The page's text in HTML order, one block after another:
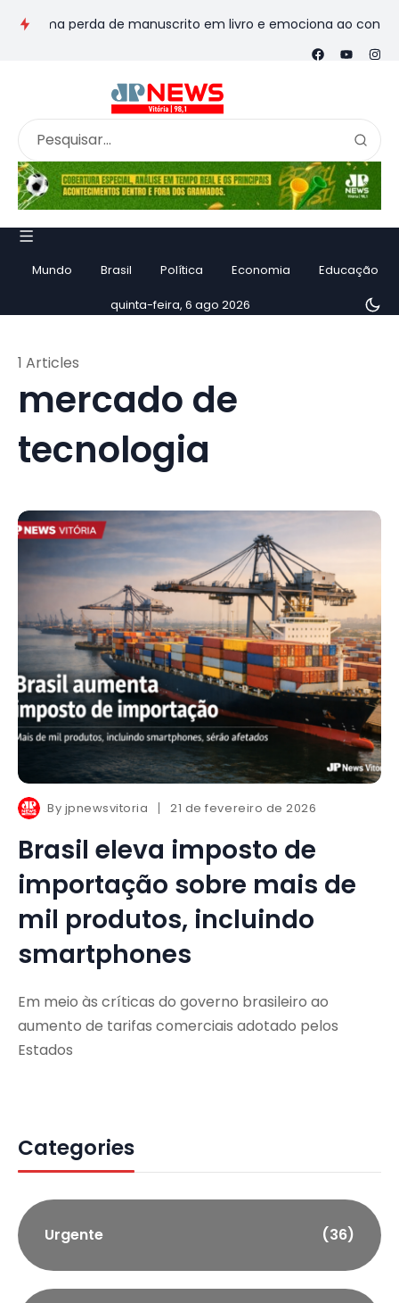
perda de manuscrito em livro e emociona ao contar
Mundo Brasil Política Economia Educação
quinta-feira, 6 ago 2026
mercado de
tecnologia
1 Articles
By jpnewsvitoria 21 de fevereiro de 2026
Brasil eleva imposto de
importação sobre mais de
mil produtos, incluindo
smartphones
Em meio às críticas do governo brasileiro ao
aumento de tarifas comerciais adotado pelos
Estados
Categories
Urgente (36)